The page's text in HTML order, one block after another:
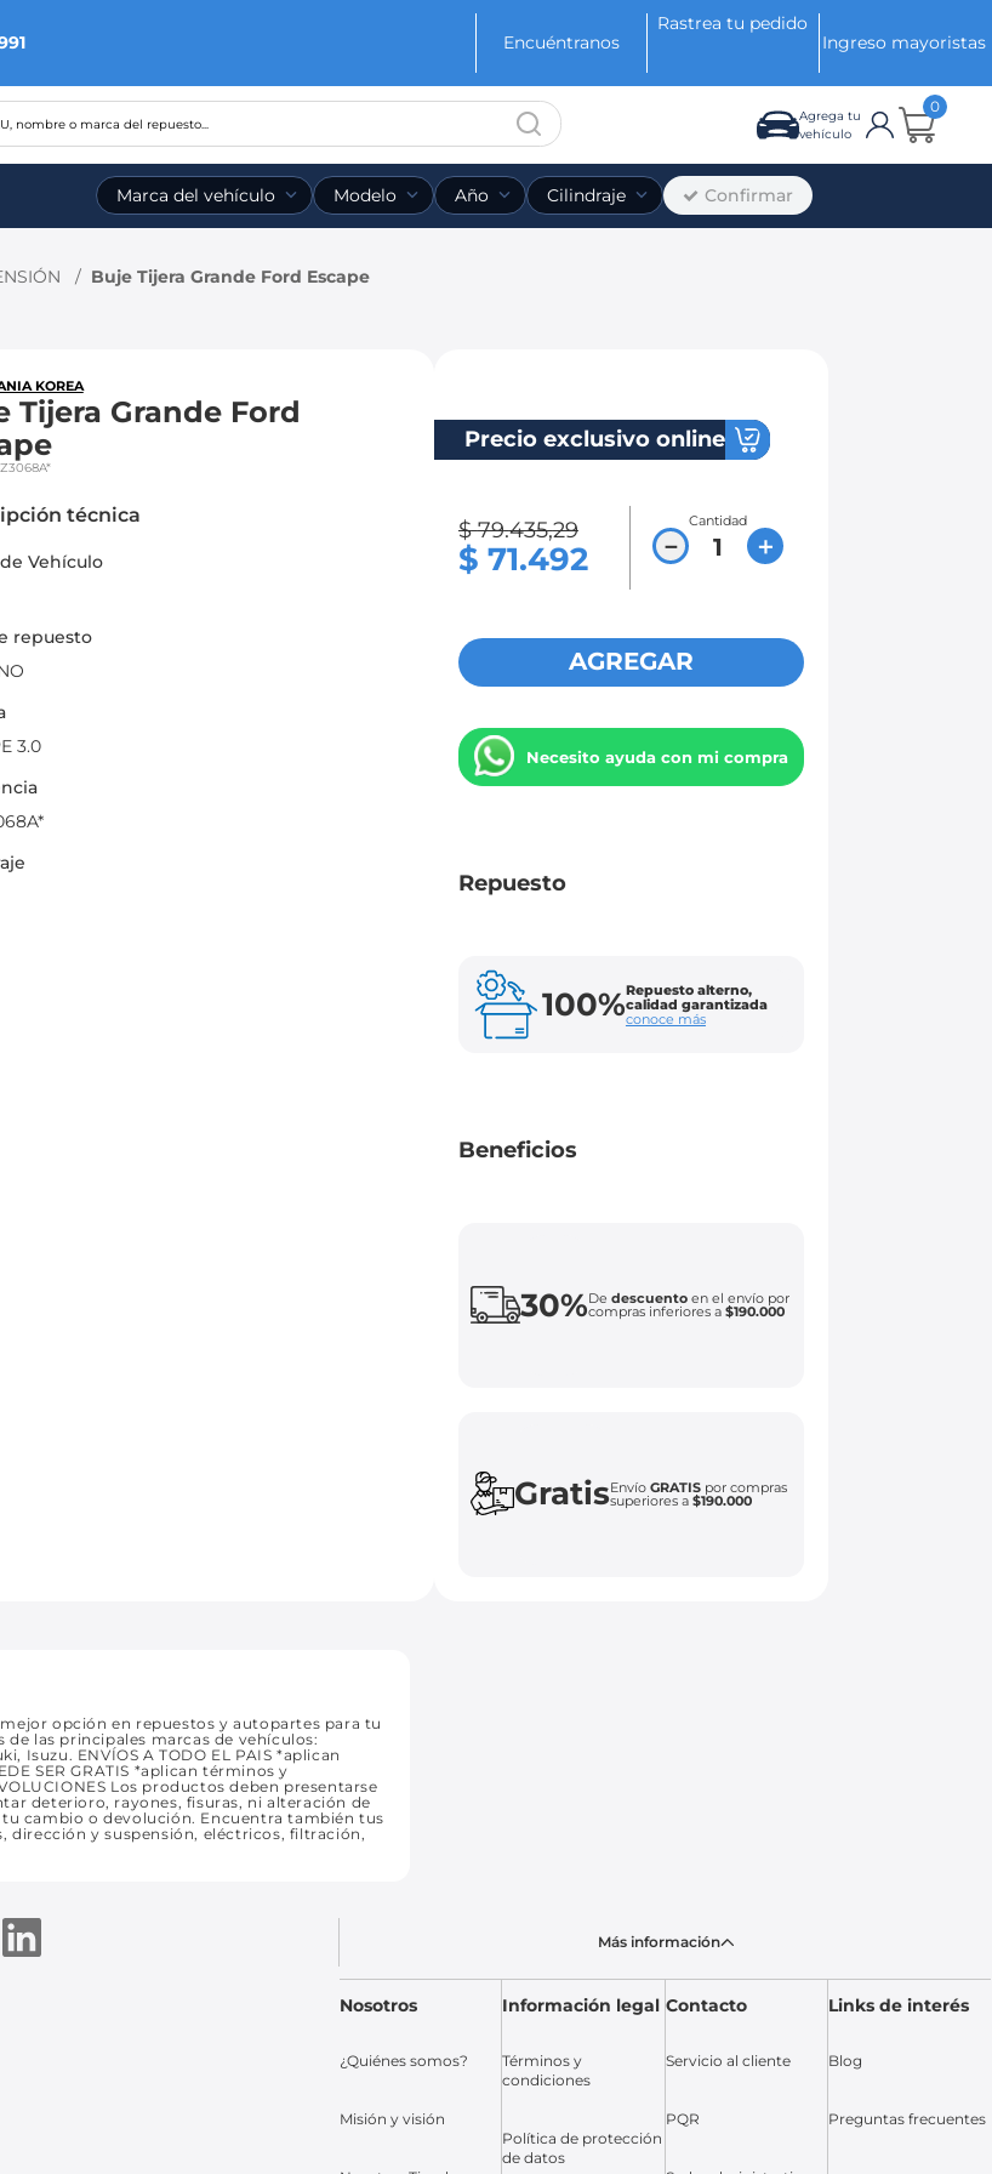
Encuéntranos
Rastrea tu pedido
Ingreso mayoristas
nombre o marca del repuesto...
Agrega tu
vehículo
0
Marca del vehículo Modelo Año Cilindraje Confirmar
Buje Tijera Grande Ford Escape
KOREA
Tijera Grande Ford
técnica
Vehículo
repuesto
3.0
Precio exclusivo online
$ 79.435,29
$ 71.492
Cantidad
＋
－
AGREGAR
Necesito ayuda con mi compra
Repuesto
100%Repuesto alterno,
calidad garantizada
conoce más
Beneficios
30%De descuentoen el envío por
compras inferiores a $190.000
GratisEnvío GRATISpor compras
superiores a $190.000
opción en repuestos y autopartes para tu
las principales marcas de vehículos:
Isuzu. ENVÍOS A TODO EL PAIS *aplican
SER GRATIS *aplican términos y
Los productos deben presentarse
deterioro, rayones, fisuras, ni alteración de
cambio o devolución. Encuentra también tus
dirección y suspensión, eléctricos, filtración,
Más información
Nosotros
¿Quiénes somos?
Misión y visión
Información legal
Términos y
condiciones
Política de protección
de datos
Contacto
Servicio al cliente
PQR
Links de interés
Blog
Preguntas frecuentes